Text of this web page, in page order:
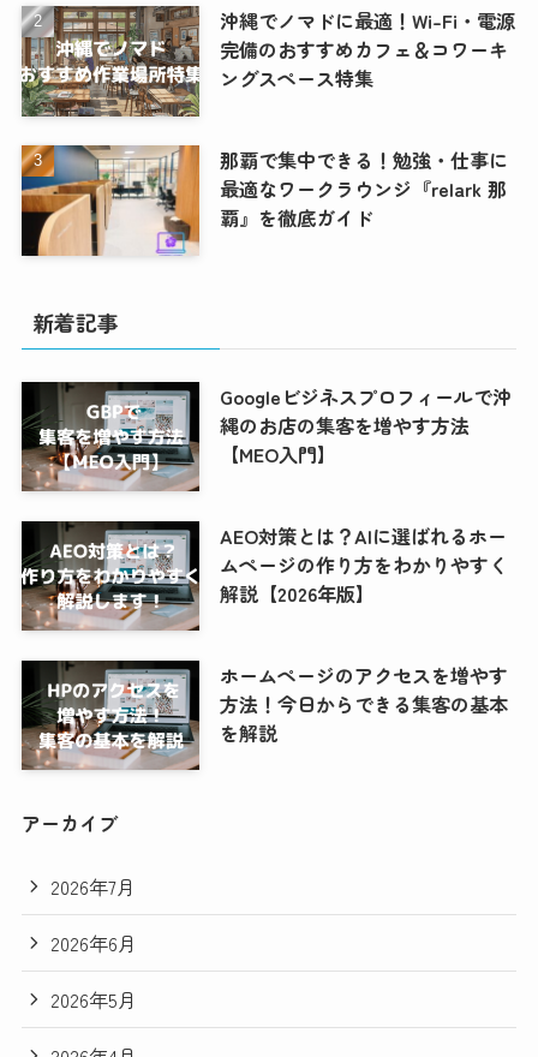
沖縄でノマドに最適！Wi-Fi・電源
完備のおすすめカフェ＆コワーキ
ングスペース特集
那覇で集中できる！勉強・仕事に
最適なワークラウンジ『relark 那
覇』を徹底ガイド
新着記事
Googleビジネスプロフィールで沖
縄のお店の集客を増やす方法
【MEO入門】
AEO対策とは？AIに選ばれるホー
ムページの作り方をわかりやすく
解説【2026年版】
ホームページのアクセスを増やす
方法！今日からできる集客の基本
を解説
アーカイブ
2026年7月
2026年6月
2026年5月